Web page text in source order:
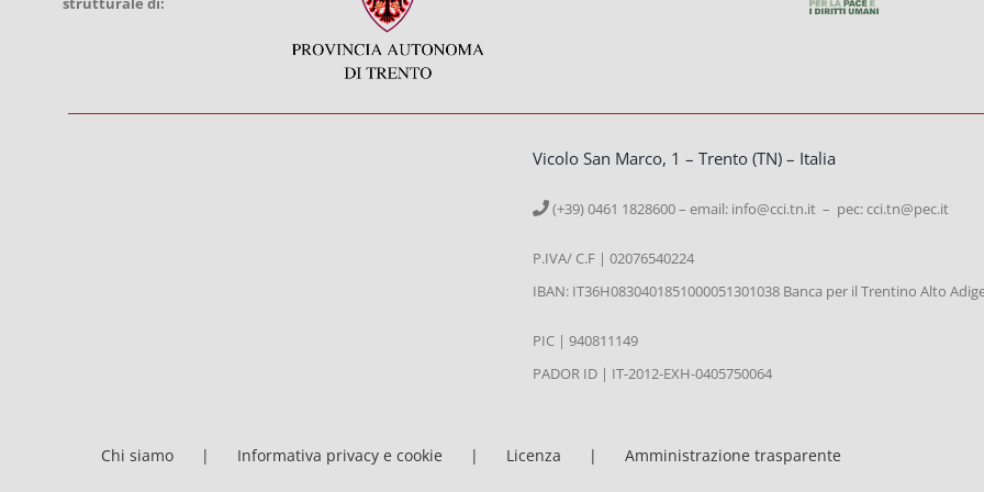
Vicolo San Marco, 1 – Trento (TN) – Italia
(+39) 0461 1828600 – email: info@cci.tn.it – pec: cci.tn@pec.it
P.IVA/ C.F | 02076540224
IBAN: IT36H0830401851000051301038 Banca per il Trentino Alto
PIC | 940811149
PADOR ID | IT-2012-EXH-0405750064
Chi siamo Informativa privacy e cookie Licenza Amministrazione trasparente